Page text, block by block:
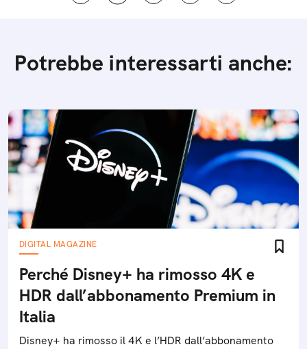
Potrebbe interessarti anche:
DIGITAL MAGAZINE
Perché Disney+ ha rimosso 4K e
HDR dall’abbonamento Premium in
Italia
Disney+ ha rimosso il 4K e l’HDR dall’abbonamento